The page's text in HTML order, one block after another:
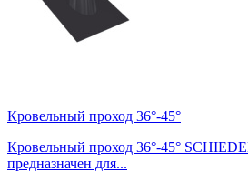
Кровельный проход 36°-45°
Кровельный проход 36°-45°
предназначен для...